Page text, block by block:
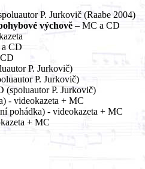
P. Jurkovič (Raabe 2004)
výchově – MC a CD
CD
P. Jurkovič)
P. Jurkovič)
(spoluautor P. Jurkovič)
- videokazeta + MC
pohádka) - videokazeta + MC
+ MC